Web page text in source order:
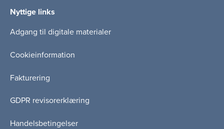
Nyttige links
Adgang til digitale materialer
Cookieinformation
Fakturering
GDPR revisorerklæring
Handelsbetingelser